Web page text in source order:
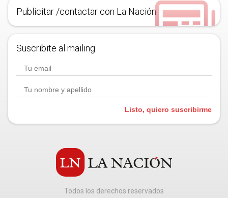
Publicitar /contactar con La Nación
Suscribite al mailing.
Listo, quiero suscribirme
Todos los derechos reservados